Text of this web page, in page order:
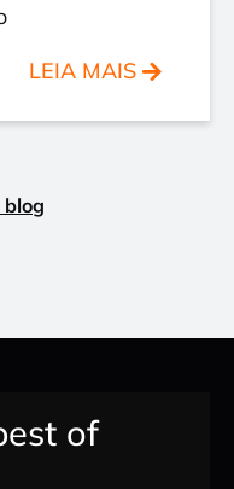
LEIA MAIS
blog
of